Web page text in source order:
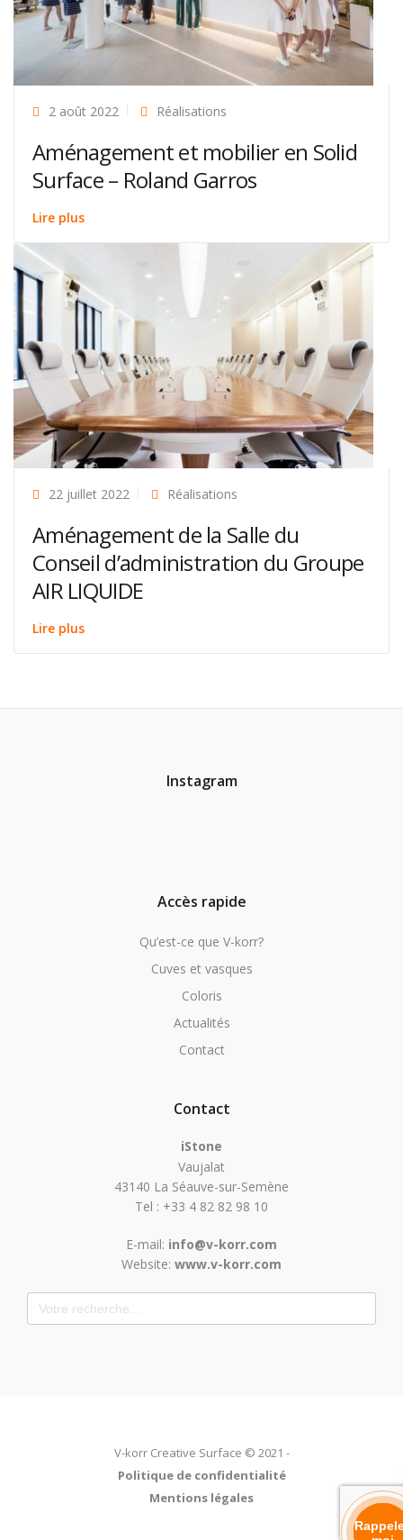
2 août 2022 Réalisations
Aménagement et mobilier en Solid
Surface – Roland Garros
Lire plus
22 juillet 2022 Réalisations
Aménagement de la Salle du
Conseil d’administration du Groupe
AIR LIQUIDE
Lire plus
Instagram
Accès rapide
Qu’est-ce que V-korr?
Cuves et vasques
Coloris
Actualités
Contact
Contact
iStone
Vaujalat
43140 La Séauve-sur-Semène
Tel : +33 4 82 82 98 10
E-mail: info@v-korr.com
Website: www.v-korr.com
V-korr Creative Surface © 2021 -
Politique de confidentialité
Mentions légales